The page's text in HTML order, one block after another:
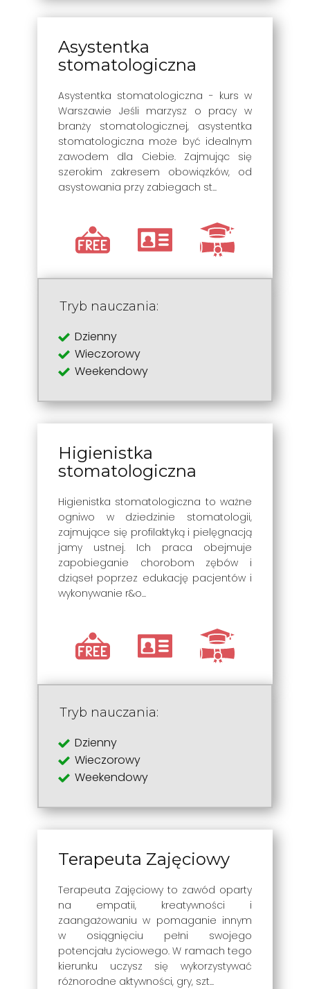
Asystentka
stomatologiczna
Asystentka stomatologiczna - kurs w
Warszawie Jeśli marzysz o pracy w
branży stomatologicznej, asystentka
stomatologiczna może być idealnym
zawodem dla Ciebie. Zajmując się
szerokim zakresem obowiązków, od
asystowania przy zabiegach st...
Tryb nauczania:
Dzienny
Wieczorowy
Weekendowy
Higienistka
stomatologiczna
Higienistka stomatologiczna to ważne
ogniwo w dziedzinie stomatologii,
zajmujące się profilaktyką i pielęgnacją
jamy ustnej. Ich praca obejmuje
zapobieganie chorobom zębów i
dziąseł poprzez edukację pacjentów i
wykonywanie r&o...
Tryb nauczania:
Dzienny
Wieczorowy
Weekendowy
Terapeuta Zajęciowy
Terapeuta Zajęciowy to zawód oparty
na empatii, kreatywności i
zaangażowaniu w pomaganie innym
w osiągnięciu pełni swojego
potencjału życiowego. W ramach tego
kierunku uczysz się wykorzystywać
różnorodne aktywności, gry, szt...